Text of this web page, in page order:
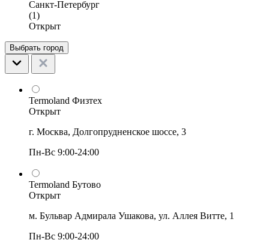
Санкт-Петербург
(1)
Открыт
Выбрать город
Termoland Физтех
Открыт
г. Москва, Долгопрудненское шоссе, 3
Пн-Вс 9:00-24:00
Termoland Бутово
Открыт
м. Бульвар Адмирала Ушакова, ул. Аллея Витте, 1
Пн-Вс 9:00-24:00